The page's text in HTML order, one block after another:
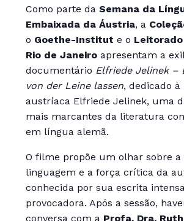
Como parte daSemana da
Embaixada da Áustria, a
o Goethe-Institut e o Leitorado
Rio de Janeiro apresentam a
documentário Elfriede Jelinek –
von der Leine lassen, dedicado
austríaca Elfriede Jelinek, uma
mais marcantes da literatura
em língua alemã.
O filme propõe um olhar sobre a
linguagem e a força crítica da
conhecida por sua escrita
provocadora. Após a sessão,
conversa com a Profa. Dra. Ruth